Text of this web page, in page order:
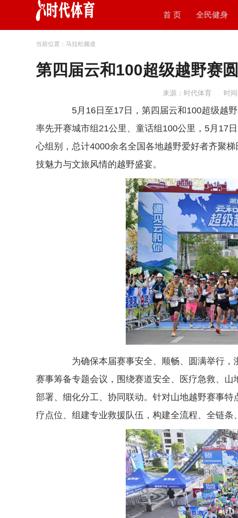
首 页 全民健身
当前位置：马拉松频道
第四届云和100超级越野赛
来源：时代体育 时
5月16日至17日，第四届云和100超级越野
率先开赛城市组21公里、童话组100公里，5月17
心组别，总计4000余名全国各地越野爱好者齐聚
技魅力与文旅风情的越野盛宴。
为确保本届赛事安全、顺畅、圆满举行，
赛事筹备专题会议，围绕赛道安全、医疗急救、
部署、细化分工、协同联动。针对山地越野赛事
疗点位、组建专业救援队伍，构建全流程、全链